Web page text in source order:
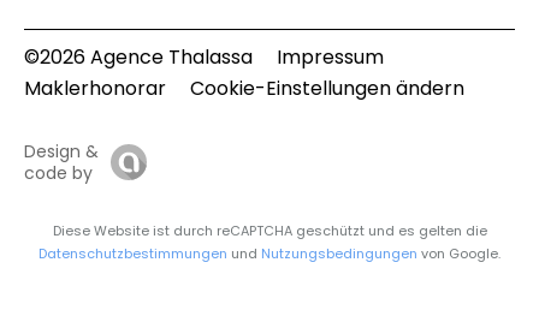
©2026 Agence Thalassa
Impressum
Maklerhonorar
Cookie-Einstellungen ändern
Design &
code by
Diese Website ist durch reCAPTCHA geschützt und es gelten die
Datenschutzbestimmungen und Nutzungsbedingungen von Google.